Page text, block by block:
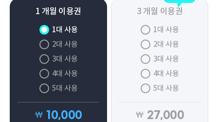
1 개월 이용권
1대 사용
2대 사용
3대 사용
4대 사용
5대 사용
₩ 10,000
3 개월 이용권
1대 사용
2대 사용
3대 사용
4대 사용
5대 사용
₩ 27,000